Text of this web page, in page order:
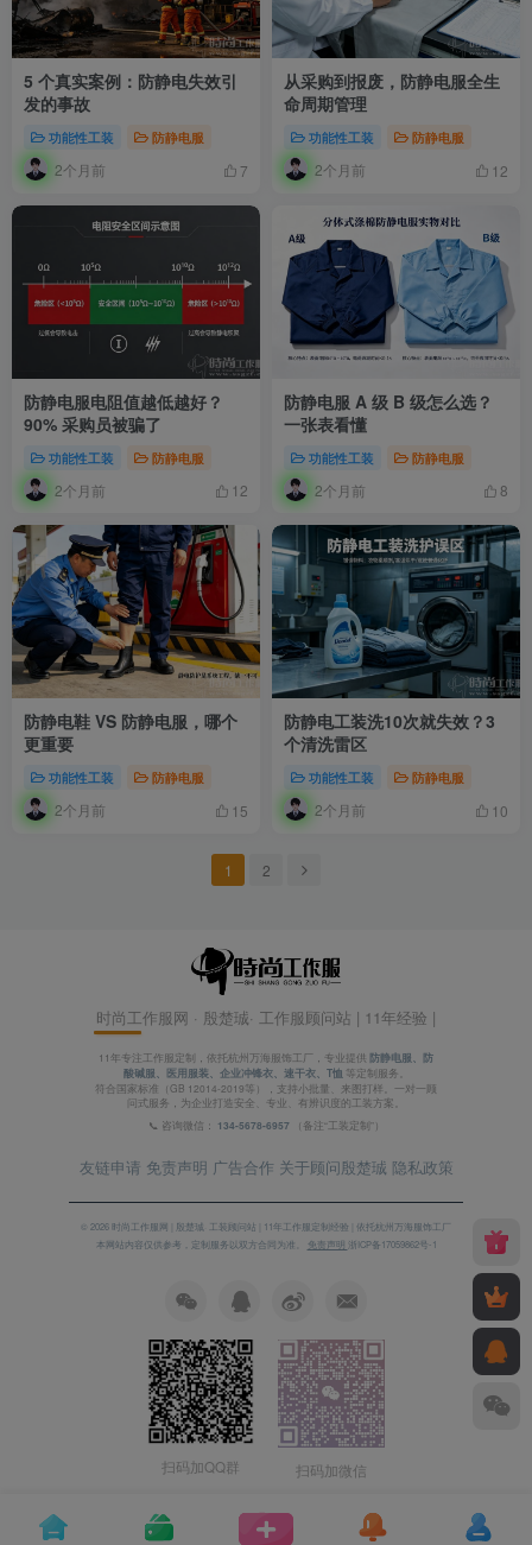
5 个真实案例：防静电失效引
发的事故
功能性工装 防静电服
2个月前 7
从采购到报废，防静电服全生
命周期管理
功能性工装 防静电服
2个月前 12
防静电服电阻值越低越好？
90% 采购员被骗了
功能性工装 防静电服
2个月前 12
防静电服 A 级 B 级怎么选？
一张表看懂
功能性工装 防静电服
2个月前 8
防静电鞋 VS 防静电服，哪个
更重要
功能性工装 防静电服
2个月前 15
防静电工装洗10次就失效？3
个清洗雷区
功能性工装 防静电服
2个月前 10
1 2
时尚工作服网 · 殷楚珹· 工作服顾问站 | 11年经验 |
11年专注工作服定制，依托杭州万海服饰工厂，专业提供 防静电服、防
酸碱服、医用服装、企业冲锋衣、速干衣、T恤 等定制服务。
符合国家标准（GB 12014-2019等），支持小批量、来图打样。一对一顾
问式服务，为企业打造安全、专业、有辨识度的工装方案。
📞 咨询微信： 134-5678-6957 （备注“工装定制”）
友链申请 免责声明 广告合作 关于顾问殷楚珹 隐私政策
© 2026 时尚工作服网 | 殷楚珹· 工装顾问站 | 11年工作服定制经验 | 依托杭州万海服饰工厂
本网站内容仅供参考，定制服务以双方合同为准。
免责声明 浙ICP备17059862号-1
扫码加QQ群 扫码加微信